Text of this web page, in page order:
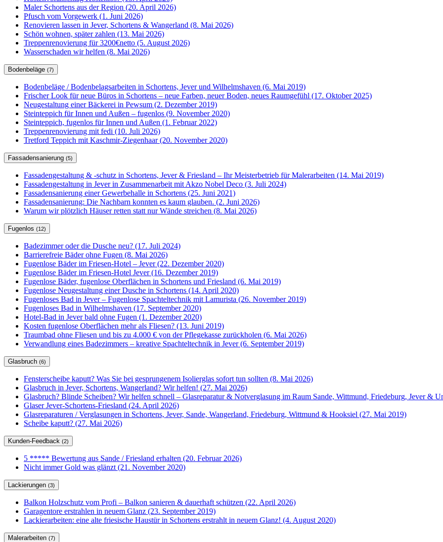
Maler Schortens aus der Region (20. April 2026)
Pfusch vom Vorgewerk (1. Juni 2026)
Renovieren lassen in Jever, Schortens & Wangerland (8. Mai 2026)
Schön wohnen, später zahlen (13. Mai 2026)
Treppenrenovierung für 3200€netto (5. August 2026)
Wasserschaden wir helfen (8. Mai 2026)
Bodenbeläge (7)
Bodenbeläge / Bodenbelagsarbeiten in Schortens, Jever und Wilhelmshaven (6. Mai 2019)
Frischer Look für neue Büros in Schortens – neue Farben, neuer Boden, neues Raumgefühl (17. Oktober 2025)
Neugestaltung einer Bäckerei in Pewsum (2. Dezember 2019)
Steinteppich für Innen und Außen – fugenlos (9. November 2020)
Steinteppich, fugenlos für Innen und Außen (1. Februar 2022)
Treppenrenovierung mit fedi (10. Juli 2026)
Tretford Teppich mit Kaschmir-Ziegenhaar (20. November 2020)
Fassadensanierung (5)
Fassadengestaltung & -schutz in Schortens, Jever & Friesland – Ihr Meisterbetrieb für Malerarbeiten (14. Mai 2019)
Fassadengestaltung in Jever in Zusammenarbeit mit Akzo Nobel Deco (3. Juli 2024)
Fassadensanierung einer Gewerbehalle in Schortens (25. Juni 2021)
Fassadensanierung: Die Nachbarn konnten es kaum glauben. (2. Juni 2026)
Warum wir plötzlich Häuser retten statt nur Wände streichen (8. Mai 2026)
Fugenlos (12)
Badezimmer oder die Dusche neu? (17. Juli 2024)
Barrierefreie Bäder ohne Fugen (8. Mai 2026)
Fugenlose Bäder im Friesen-Hotel – Jever (22. Dezember 2020)
Fugenlose Bäder im Friesen-Hotel Jever (16. Dezember 2019)
Fugenlose Bäder, fugenlose Oberflächen in Schortens und Friesland (6. Mai 2019)
Fugenlose Neugestaltung einer Dusche in Schortens (14. April 2020)
Fugenloses Bad in Jever – Fugenlose Spachteltechnik mit Lamurista (26. November 2019)
Fugenloses Bad in Wilhelmshaven (17. September 2020)
Hotel-Bad in Jever bald ohne Fugen (1. Dezember 2020)
Kosten fugenlose Oberflächen mehr als Fliesen? (13. Juni 2019)
Traumbad ohne Fliesen und bis zu 4.000 € von der Pflegekasse zurückholen (6. Mai 2026)
Verwandlung eines Badezimmers – kreative Spachteltechnik in Jever (6. September 2019)
Glasbruch (6)
Fensterscheibe kaputt? Was Sie bei gesprungenem Isolierglas sofort tun sollten (8. Mai 2026)
Glasbruch in Jever, Schortens, Wangerland? Wir helfen! (27. Mai 2026)
Glasbruch? Blinde Scheiben? Wir helfen schnell – Glasreparatur & Notverglasung im Raum Sande, Wittmund, Friedeburg, Jever &
Glaser Jever-Schortens-Friesland (24. April 2026)
Glasreparaturen / Verglasungen in Schortens, Jever, Sande, Wangerland, Friedeburg, Wittmund & Hooksiel (27. Mai 2019)
Scheibe kaputt? (27. Mai 2026)
Kunden-Feedback (2)
5 ***** Bewertung aus Sande / Friesland erhalten (20. Februar 2026)
Nicht immer Gold was glänzt (21. November 2020)
Lackierungen (3)
Balkon Holzschutz vom Profi – Balkon sanieren & dauerhaft schützen (22. April 2026)
Garagentore erstrahlen in neuem Glanz (23. September 2019)
Lackierarbeiten: eine alte friesische Haustür in Schortens erstrahlt in neuem Glanz! (4. August 2020)
Malerarbeiten (7)